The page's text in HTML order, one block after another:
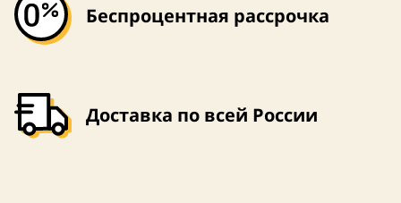
Беспроцентная рассрочка
Доставка по всей России